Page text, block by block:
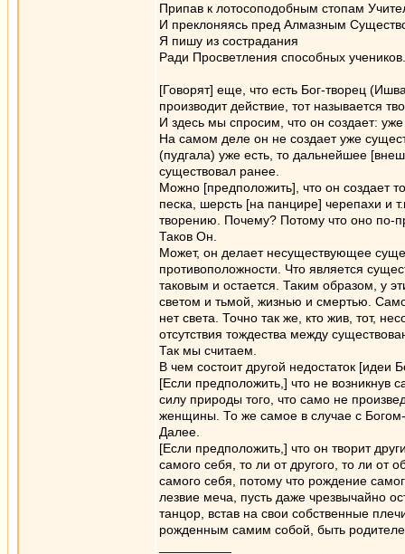
Припав к лотосоподобным стопам
И преклоняясь пред Алмазным
Я пишу из сострадания
Ради Просветления способных учеников.
[Говорят] еще, что есть Бог-творец
производит действие, тот называется
И здесь мы спросим, что он создает:
На самом деле он не создает уже
(пудгала) уже есть, то дальнейшее
существовал ранее.
Можно [предположить], что он создает
песка, шерсть [на панцире] черепахи и
творению. Почему? Потому что оно по-
Таков Он.
Может, он делает несуществующее
противоположности. Что является
таковым и остается. Таким образом, у
светом и тьмой, жизнью и смертью.
нет света. Точно так же, кто жив, тот,
отсутствия тождества между
Так мы считаем.
В чем состоит другой недостаток [идеи
[Если предположить,] что не возникнув
силу природы того, что само не
женщины. То же самое в случае с
Далее.
[Если предположить,] что он творит
самого себя, то ли от другого, то ли от
самого себя, потому что рождение
лезвие меча, пусть даже чрезвычайно
танцор, встав на свои собственные
рожденным самим собой, быть